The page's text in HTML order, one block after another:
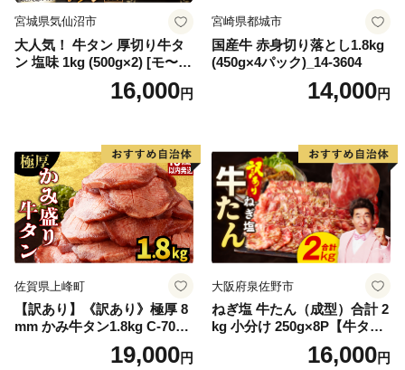
宮城県気仙沼市
大人気！ 牛タン 厚切り牛タ
ン 塩味 1kg (500g×2) [モ〜ラ
ンド 宮城県 気仙沼市 205646
60] 肉 牛肉 精肉 牛たん 牛タ
厚切り タン
16,000円
宮崎県都城市
国産牛 赤身切り落とし1.8kg
(450g×4パック)_14-3604
14,000円
佐賀県上峰町
【訳あり】《訳あり》極厚 8
mm かみ牛タン1.8kg C-709-
19,000円
大阪府泉佐野市
ねぎ塩 牛たん（成型）合計 2
kg 小分け 250g×8P【牛タン
牛肉 焼肉用 薄切り 訳あり サ
16,000円